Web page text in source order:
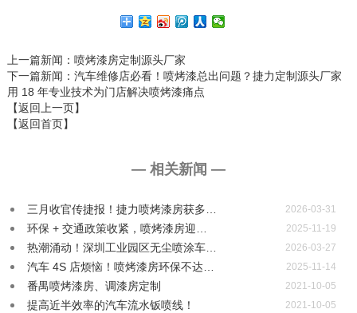
上一篇新闻 ：喷烤漆房定制源头厂家
下一篇新闻 ：汽车维修店必看！喷烤漆总出问题？捷力定制源头厂家
用 18 年专业技术为门店解决喷烤漆痛点
【返回上一页】
【返回首页】
— 相关新闻 —
三月收官传捷报！捷力喷烤漆房获多… 2026-03-31
环保 + 交通政策收紧，喷烤漆房迎… 2025-11-19
热潮涌动！深圳工业园区无尘喷涂车… 2026-03-27
汽车 4S 店烦恼！喷烤漆房环保不达… 2025-11-14
番禺喷烤漆房、调漆房定制 2021-10-05
提高近半效率的汽车流水钣喷线！ 2021-10-05